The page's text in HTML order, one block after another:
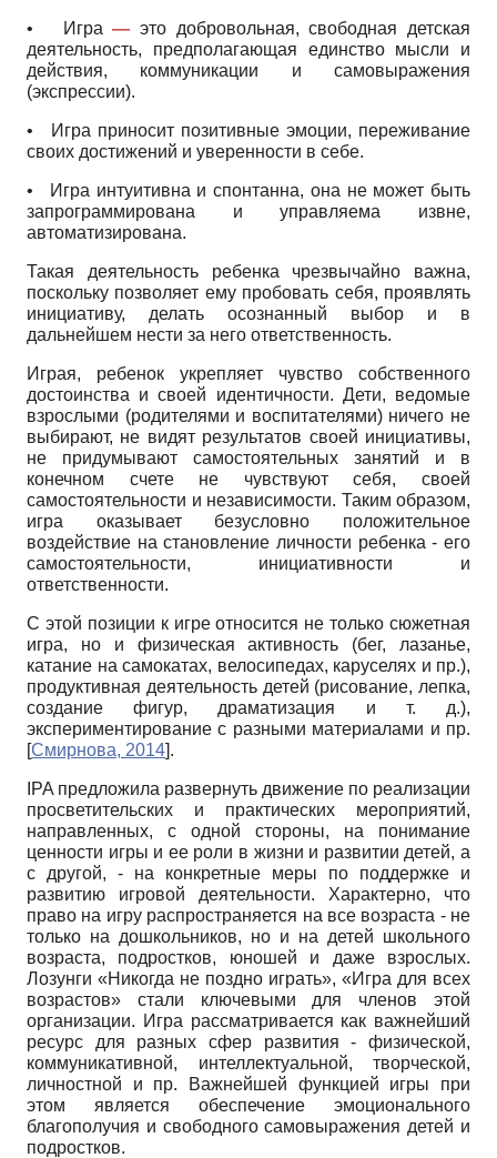
• Игра—это добровольная, свободная детская
деятельность, предполагающая единство мысли и
действия, коммуникации и самовыражения
(экспрессии).
•
Игра приносит позитивные эмоции, переживание
своих достижений и уверенности в себе.
•
Игра интуитивна и спонтанна, она не может быть
запрограммирована и управляема извне,
автоматизирована.
Такая деятельность ребенка чрезвычайно важна,
поскольку позволяет ему пробовать себя, проявлять
инициативу, делать осознанный выбор и в
дальнейшем нести за него ответственность.
Играя, ребенок укрепляет чувство собственного
достоинства и своей идентичности. Дети, ведомые
взрослыми (родителями и воспитателями) ничего не
выбирают, не видят результатов своей инициативы,
не придумывают самостоятельных занятий и в
конечном счете не чувствуют себя, своей
самостоятельности и независимости. Таким образом,
игра оказывает безусловно положительное
воздействие на становление личности ребенка - его
самостоятельности, инициативности и
ответственности.
С этой позиции к игре относится не только сюжетная
игра, но и физическая активность (бег, лазанье,
катание на самокатах, велосипедах, каруселях и пр.),
продуктивная деятельность детей (рисование, лепка,
создание фигур, драматизация и т. д.),
экспериментирование с разными материалами и пр.
[Смирнова, 2014].
IPA предложила развернуть движение по реализации
просветительских и практических мероприятий,
направленных, с одной стороны, на понимание
ценности игры и ее роли в жизни и развитии детей, а
с другой, - на конкретные меры по поддержке и
развитию игровой деятельности. Характерно, что
право на игру распространяется на все возраста - не
только на дошкольников, но и на детей школьного
возраста, подростков, юношей и даже взрослых.
Лозунги «Никогда не поздно играть», «Игра для всех
возрастов» стали ключевыми для членов этой
организации. Игра рассматривается как важнейший
ресурс для разных сфер развития - физической,
коммуникативной, интеллектуальной, творческой,
личностной и пр. Важнейшей функцией игры при
этом является обеспечение эмоционального
благополучия и свободного самовыражения детей и
подростков.